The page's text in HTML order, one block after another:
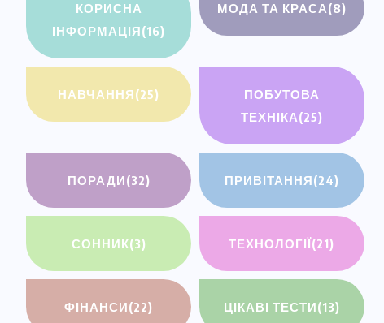
КОРИСНА
ІНФОРМАЦІЯ(16)
МОДА ТА КРАСА(8)
НАВЧАННЯ(25)
ПОБУТОВА
ТЕХНІКА(25)
ПОРАДИ(32) ПРИВІТАННЯ(24)
СОННИК(3) ТЕХНОЛОГІЇ(21)
ФІНАНСИ(22) ЦІКАВІ ТЕСТИ(13)